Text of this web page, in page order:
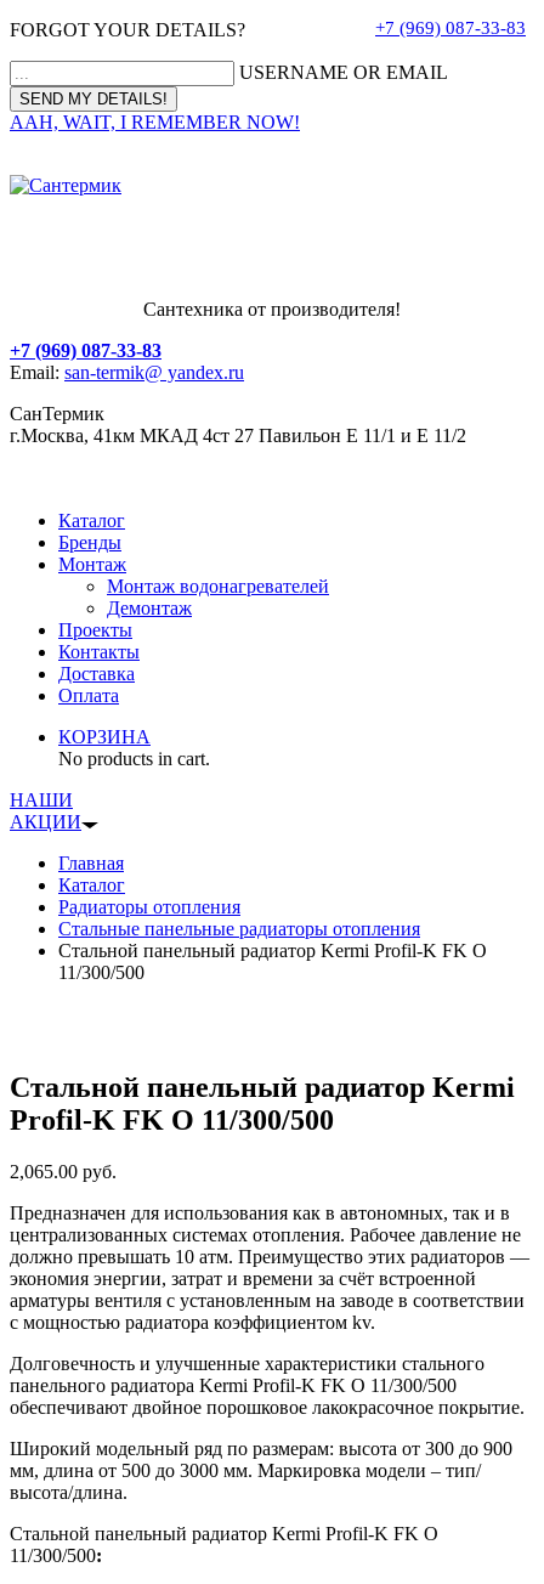
FORGOT YOUR DETAILS?
USERNAME OR EMAIL
AAH, WAIT, I REMEMBER NOW!
+7 (969) 087-33-83
Сантехника от производителя!
+7 (969) 087-33-83
Email: san-termik@ yandex.ru
СанТермик
г.Москва, 41км МКАД 4ст 27 Павильон Е 11/1 и Е 11/2
Каталог
Бренды
Монтаж
Монтаж водонагревателей
Демонтаж
Проекты
Контакты
Доставка
Оплата
КОРЗИНА
No products in cart.
НАШИ
АКЦИИ
Главная
Каталог
Радиаторы отопления
Стальные панельные радиаторы отопления
Стальной панельный радиатор Kermi Profil-K FK O
11/300/500
Стальной панельный радиатор Kermi
Profil-K FK O 11/300/500
2,065.00 руб.
Предназначен для использования как в автономных, так и в
централизованных системах отопления. Рабочее давление не
должно превышать 10 атм. Преимущество этих радиаторов —
экономия энергии, затрат и времени за счёт встроенной
арматуры вентиля с установленным на заводе в соответствии
с мощностью радиатора коэффициентом kv.
Долговечность и улучшенные характеристики стального
панельного радиатора Kermi Profil-K FK O 11/300/500
обеспечивают двойное порошковое лакокрасочное покрытие.
Широкий модельный ряд по размерам: высота от 300 до 900
мм, длина от 500 до 3000 мм. Маркировка модели – тип/
высота/длина.
Стальной панельный радиатор Kermi Profil-K FK O
11/300/500: